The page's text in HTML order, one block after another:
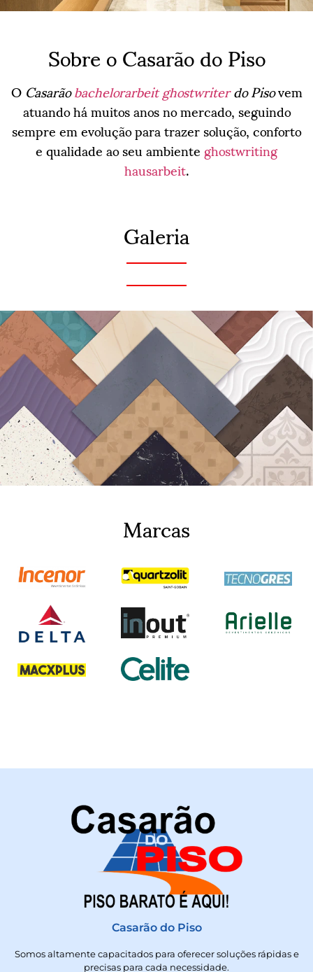
Sobre o Casarão do Piso
OCasarãobachelorarbeit ghostwriterdo Pisovem
atuando há muitos anos no mercado, seguindo
sempre em evolução para trazer solução, conforto
e qualidade ao seu ambienteghostwriting
hausarbeit.
Galeria
Marcas
Casarão do Piso
Somos altamente capacitados para oferecer soluções rápidas e
precisas para cada necessidade.